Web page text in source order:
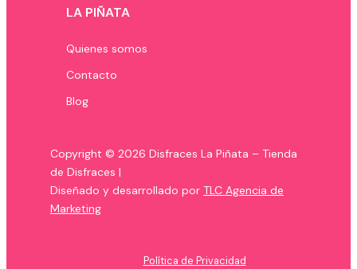
LA PIÑATA
Quienes somos
Contacto
Blog
Copyright © 2026 Disfraces La Piñata – Tienda
de Disfraces |
Diseñado y desarrollado por TLC Agencia de
Marketing
Política de Privacidad